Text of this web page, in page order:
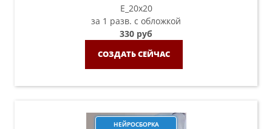
E_20х20
за 1 разв. с обложкой
330 руб
СОЗДАТЬ СЕЙЧАС
НЕЙРОСБОРКА